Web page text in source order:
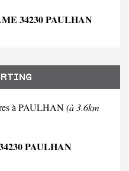
34230 PAULHAN
à PAULHAN(à 3.6km
PAULHAN